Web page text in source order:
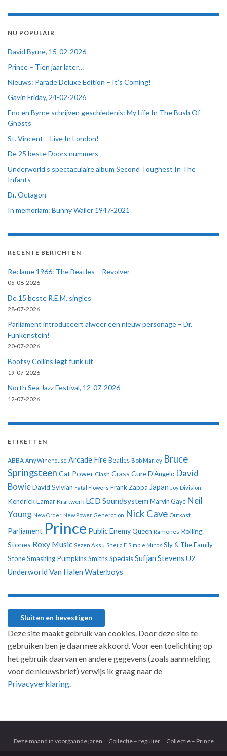
NU POPULAIR
David Byrne, 15-02-2026
Prince – Tien jaar later…
Nieuws: Parade Deluxe Edition – It’s Coming!
Gavin Friday, 24-02-2026
Eno en Byrne schrijven geschiedenis: My Life In The Bush Of
Ghosts
St. Vincent – Live In London!
De 25 beste Doors nummers
Underworld’s spectaculaire album Second Toughest In The
Infants
Dr. Octagon
In memoriam: Bunny Wailer 1947-2021
RECENTE BERICHTEN
Reclame 1966: The Beatles – Revolver
05-08-2026
De 15 beste R.E.M. singles
28-07-2026
Parliament introduceert alweer een nieuw personage – Dr.
Funkenstein!
20-07-2026
Bootsy Collins legt funk uit
19-07-2026
North Sea Jazz Festival, 12-07-2026
12-07-2026
ETIKETTEN
ABBA Amy Winehouse Arcade Fire Beatles Bob Marley Bruce
Springsteen Cat Power Clash Crass CureD'Angelo David
BowieDavid Sylvian Fatal Flowers Frank Zappa Japan Joy Division
Kendrick Lamar Kraftwerk LCD Soundsystem Marvin Gaye Neil
Young New Order New Power Generation Nick Cave Outkast
Parliament Prince Public EnemyQueen Ramones Rolling
Stones Roxy Music Sezen Aksu Sheila E Simple Minds Sly & The Family
StoneSmashing PumpkinsSmithsSpecialsSufjan Stevens U2
Underworld Van Halen Waterboys
Deze site maakt gebruik van cookies. Door deze site te
gebruiken ben je daarmee akkoord. Voor een toelichting op
het gebruik daarvan en andere gegevens (zoals aanmelding
voor de nieuwsbrief) verwijs ik graag naar de
Privacyverklaring.
Deze maand in voorgaande jaren Collectie – regulier Collectie – Prince